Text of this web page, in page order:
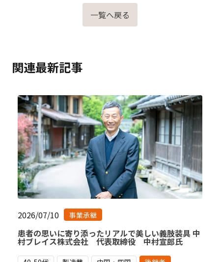
一覧へ戻る
関連最新記事
2026/07/10 事業承継
患者の思いに寄り添ったリアルで美しい義肢装具 中
村ブレイス株式会社 代表取締役 中村宣郎氏